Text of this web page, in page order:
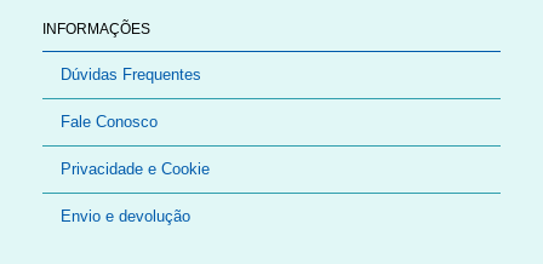
INFORMAÇÕES
Dúvidas Frequentes
Fale Conosco
Privacidade e Cookie
Envio e devolução